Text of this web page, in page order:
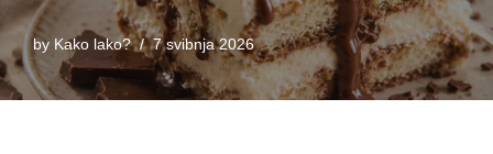
by Kako lako? 7 svibnja 2026